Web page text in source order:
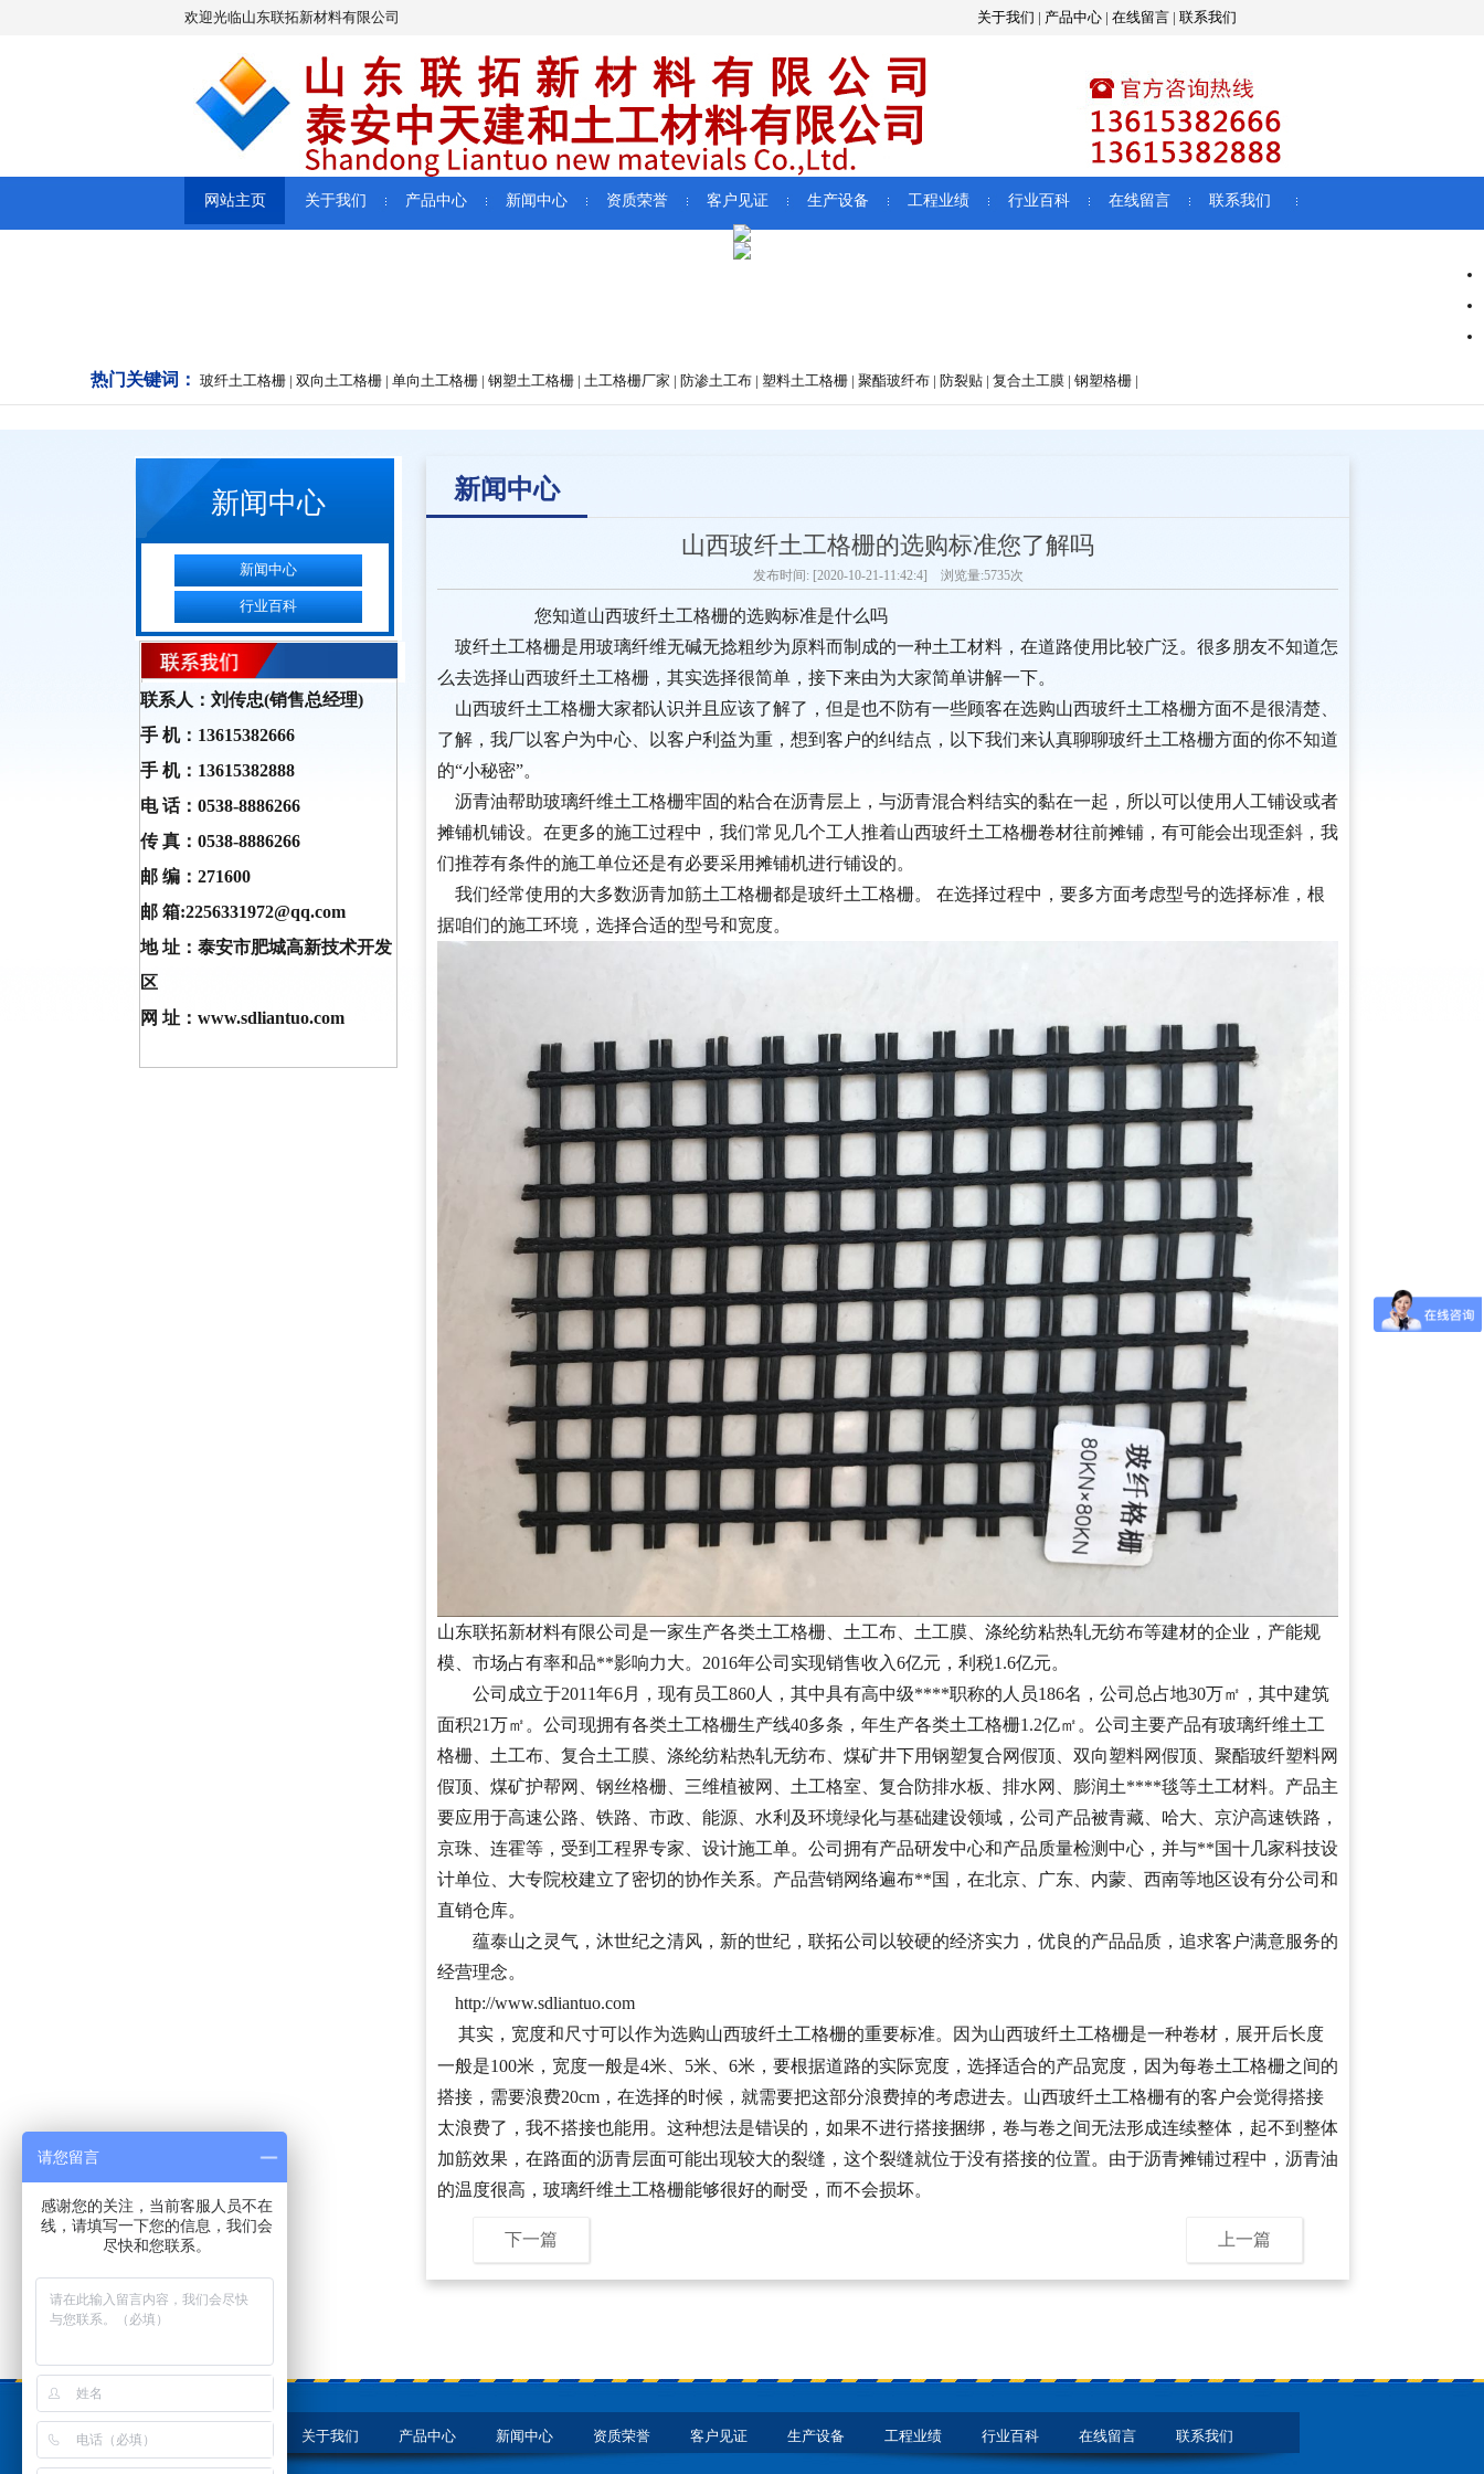
欢迎光临山东联拓新材料有限公司 关于我们 | 产品中心 | 在线留言 | 联系我们
网站主页 关于我们 产品中心 新闻中心 资质荣誉 客户见证 生产设备 工程业绩 行业百科 在线留言 联系我们
热门关键词： 玻纤土工格栅 | 双向土工格栅 | 单向土工格栅 | 钢塑土工格栅 | 土工格栅厂家 | 防渗土工布 | 塑料土工格栅 | 聚酯玻纤布 | 防裂贴 | 复合土工膜 | 钢塑格栅 |
新闻中心
新闻中心
行业百科
联系人：刘传忠(销售总经理)
手 机：13615382666
手 机：13615382888
电 话：0538-8886266
传 真：0538-8886266
邮 编：271600
邮 箱:2256331972@qq.com
地 址：泰安市肥城高新技术开发
区
网 址：www.sdliantuo.com
新闻中心
山西玻纤土工格栅的选购标准您了解吗
发布时间: [2020-10-21-11:42:4] 浏览量:5735次
您知道山西玻纤土工格栅的选购标准是什么吗
玻纤土工格栅是用玻璃纤维无碱无捻粗纱为原料而制成的一种土工材料，在道路使用比较广泛。很多朋友不知道怎
么去选择山西玻纤土工格栅，其实选择很简单，接下来由为大家简单讲解一下。
山西玻纤土工格栅大家都认识并且应该了解了，但是也不防有一些顾客在选购山西玻纤土工格栅方面不是很清楚、
了解，我厂以客户为中心、以客户利益为重，想到客户的纠结点，以下我们来认真聊聊玻纤土工格栅方面的你不知道
的“小秘密”。
沥青油帮助玻璃纤维土工格栅牢固的粘合在沥青层上，与沥青混合料结实的黏在一起，所以可以使用人工铺设或者
摊铺机铺设。在更多的施工过程中，我们常见几个工人推着山西玻纤土工格栅卷材往前摊铺，有可能会出现歪斜，我
们推荐有条件的施工单位还是有必要采用摊铺机进行铺设的。
我们经常使用的大多数沥青加筋土工格栅都是玻纤土工格栅。 在选择过程中，要多方面考虑型号的选择标准，根
据咱们的施工环境，选择合适的型号和宽度。
山东联拓新材料有限公司是一家生产各类土工格栅、土工布、土工膜、涤纶纺粘热轧无纺布等建材的企业，产能规
模、市场占有率和品**影响力大。2016年公司实现销售收入6亿元，利税1.6亿元。
公司成立于2011年6月，现有员工860人，其中具有高中级****职称的人员186名，公司总占地30万㎡，其中建筑
面积21万㎡。公司现拥有各类土工格栅生产线40多条，年生产各类土工格栅1.2亿㎡。公司主要产品有玻璃纤维土工
格栅、土工布、复合土工膜、涤纶纺粘热轧无纺布、煤矿井下用钢塑复合网假顶、双向塑料网假顶、聚酯玻纤塑料网
假顶、煤矿护帮网、钢丝格栅、三维植被网、土工格室、复合防排水板、排水网、膨润土****毯等土工材料。产品主
要应用于高速公路、铁路、市政、能源、水利及环境绿化与基础建设领域，公司产品被青藏、哈大、京沪高速铁路，
京珠、连霍等，受到工程界专家、设计施工单。公司拥有产品研发中心和产品质量检测中心，并与**国十几家科技设
计单位、大专院校建立了密切的协作关系。产品营销网络遍布**国，在北京、广东、内蒙、西南等地区设有分公司和
直销仓库。
蕴泰山之灵气，沐世纪之清风，新的世纪，联拓公司以较硬的经济实力，优良的产品品质，追求客户满意服务的
经营理念。
http://www.sdliantuo.com
其实，宽度和尺寸可以作为选购山西玻纤土工格栅的重要标准。因为山西玻纤土工格栅是一种卷材，展开后长度
一般是100米，宽度一般是4米、5米、6米，要根据道路的实际宽度，选择适合的产品宽度，因为每卷土工格栅之间的
搭接，需要浪费20cm，在选择的时候，就需要把这部分浪费掉的考虑进去。山西玻纤土工格栅有的客户会觉得搭接
太浪费了，我不搭接也能用。这种想法是错误的，如果不进行搭接捆绑，卷与卷之间无法形成连续整体，起不到整体
加筋效果，在路面的沥青层面可能出现较大的裂缝，这个裂缝就位于没有搭接的位置。由于沥青摊铺过程中，沥青油
的温度很高，玻璃纤维土工格栅能够很好的耐受，而不会损坏。
上一篇
下一篇
关于我们 产品中心 新闻中心 资质荣誉 客户见证 生产设备 工程业绩 行业百科 在线留言 联系我们
请您留言
感谢您的关注，当前客服人员不在
线，请填写一下您的信息，我们会
尽快和您联系。